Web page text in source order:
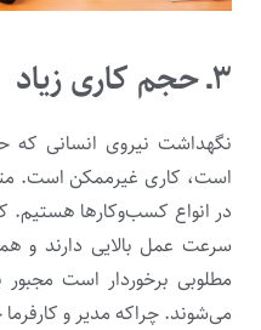
۳ـ حجم کاری زیاد
نگهداشت نیروی انسانی
است، کاری غیرممکن است.
در انواع کسب‌وکارها هستیم.
سرعت عمل بالایی دارند و
مطلوبی برخوردار است
می‌شوند. چراکه مدیر و